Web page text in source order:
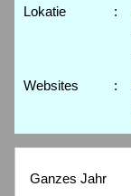
Lokatie :
Websites :
Ganzes Jahr